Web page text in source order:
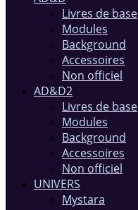
Livres de base
Modules
Background
Accessoires
Non officiel
AD&D2
Livres de base
Modules
Background
Accessoires
Non officiel
UNIVERS
Mystara